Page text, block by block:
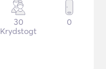
30
Krydstogt
0